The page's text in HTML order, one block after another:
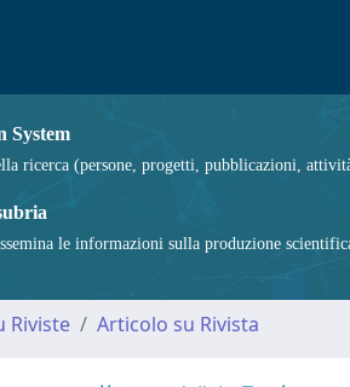
System
ricerca (persone, progetti, pubblicazioni,
le informazioni sulla produzione
Riviste Articolo su Rivista